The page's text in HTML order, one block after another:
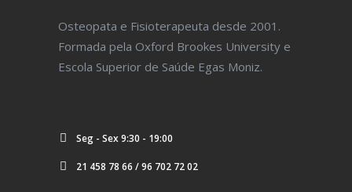
Osteopata e Fisioterapeuta desde 2001.
Formada pela Oxford Brookes University e
Escola Superior de Saúde Egas Moniz.
Seg - Sex 9:30 - 19:00
21 458 78 66 / 96 702 72 02